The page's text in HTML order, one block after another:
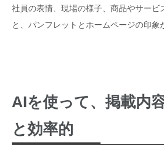
社員の表情、現場の様子、商品やサービ
と、パンフレットとホームページの印象
AIを使って、掲載内
と効率的